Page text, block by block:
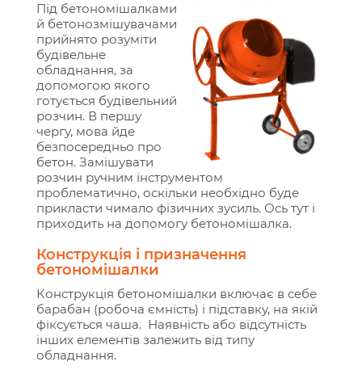
Під бетономішалками
й бетонозмішувачами
прийнято розуміти
будівельне
обладнання, за
допомогою якого
готується будівельний
розчин. В першу
чергу, мова йде
безпосередньо про
бетон. Замішувати
розчин ручним інструментом
проблематично, оскільки необхідно буде
прикласти чимало фізичних зусиль. Ось тут і
приходить на допомогу бетономішалка.
Конструкція і призначення
бетономішалки
Конструкція бетономішалки включає в себе
барабан (робоча ємність) і підставку, на якій
фіксується чаша. Наявність або відсутність
інших елементів залежить від типу
обладнання.